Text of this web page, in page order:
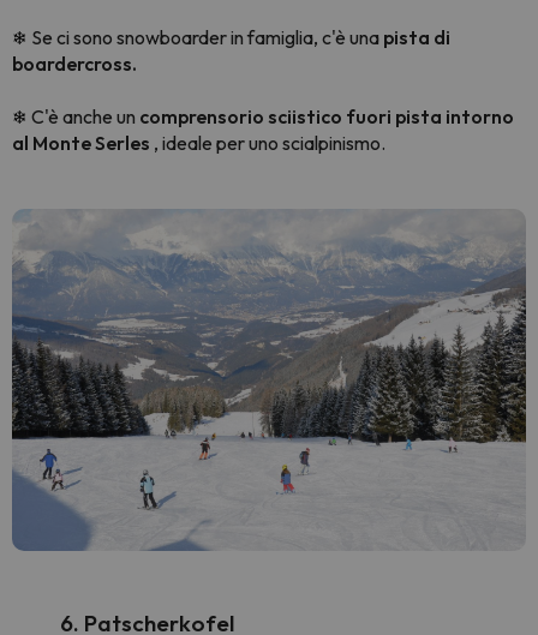
❄ Se ci sono snowboarder in famiglia, c'è una pista di
boardercross.
❄ C'è anche un comprensorio sciistico fuori pista intorno
al Monte Serles , ideale per uno scialpinismo.
6. Patscherkofel